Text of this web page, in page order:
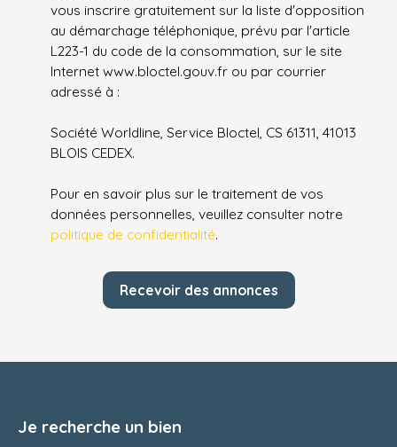
vous inscrire gratuitement sur la liste d'opposition
au démarchage téléphonique, prévu par l'article
L223-1 du code de la consommation, sur le site
Internet www.bloctel.gouv.fr ou par courrier
adressé à :
Société Worldline, Service Bloctel, CS 61311, 41013
BLOIS CEDEX.
Pour en savoir plus sur le traitement de vos
données personnelles, veuillez consulter notre
politique de confidentialité.
Recevoir des annonces
Je recherche un bien